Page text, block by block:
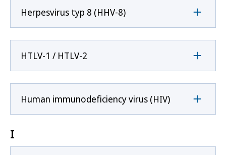
Herpesvirus typ 8 (HHV-8)
HTLV-1 / HTLV-2
Human immunodeficiency virus (HIV)
I